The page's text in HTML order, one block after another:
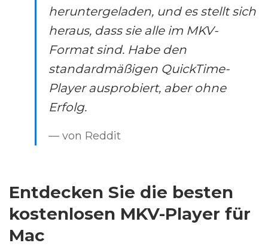
heruntergeladen, und es stellt sich
heraus, dass sie alle im MKV-
Format sind. Habe den
standardmäßigen QuickTime-
Player ausprobiert, aber ohne
Erfolg.
— von Reddit
Entdecken Sie die besten
kostenlosen MKV-Player für
Mac